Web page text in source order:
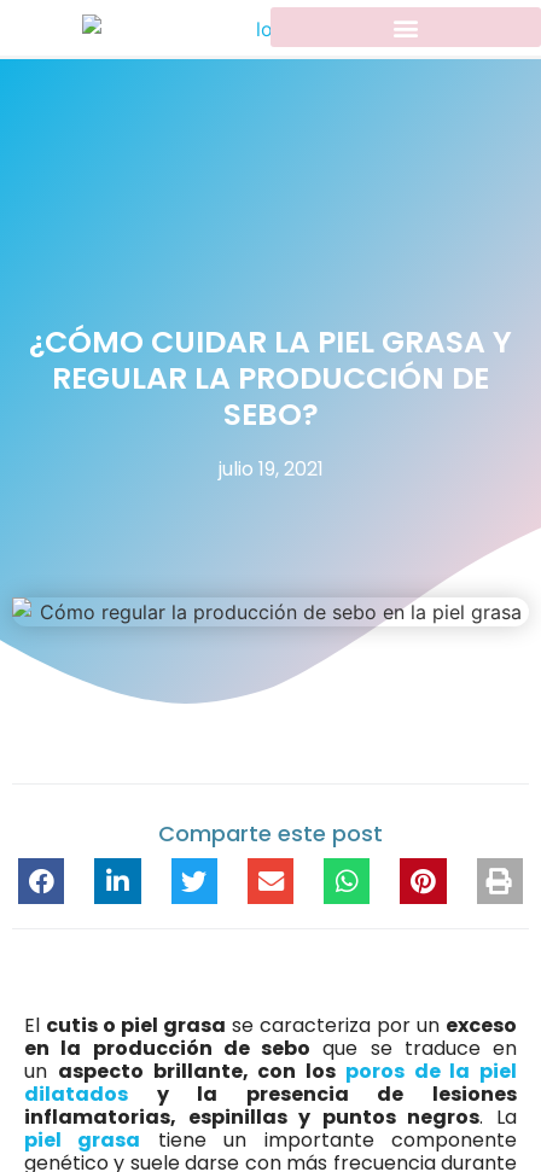
¿CÓMO CUIDAR LA PIEL GRASA Y
REGULAR LA PRODUCCIÓN DE
SEBO?
julio 19, 2021
Comparte este post
El cutis o piel grasa se caracteriza por un exceso
en la producción de sebo que se traduce en
un aspecto brillante, con los poros de la piel
dilatados y la presencia de lesiones
inflamatorias, espinillas y puntos negros. La
piel grasa tiene un importante componente
genético y suele darse con más frecuencia durante